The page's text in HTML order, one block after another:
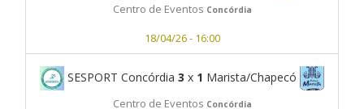
Centro de Eventos Concórdia
18/04/26 - 16:00
SESPORT Concórdia 3 x 1 Marista/Chapecó
Centro de Eventos Concórdia